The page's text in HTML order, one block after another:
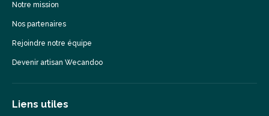
Notre mission
Nos partenaires
Rejoindre notre équipe
Devenir artisan Wecandoo
Liens utiles